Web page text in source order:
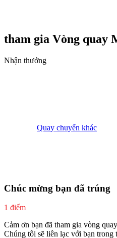
tham gia Vòng quay
Nhận thưởng
Quay chuyến khác
Chúc mừng bạn đã trúng
1 điểm
Cảm ơn bạn đã tham gia vòng
Chúng tôi sẽ liên lạc với bạn trong